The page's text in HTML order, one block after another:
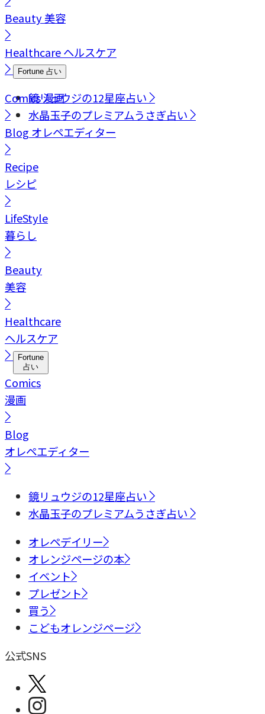
Beauty美容
Healthcareヘルスケア
Fortune 占い
鏡リュウジの12星座占い
水晶玉子のプレミアムうさぎ占い
Comics漫画
Blog オレペエディター
Recipe
レシピ
LifeStyle
暮らし
Beauty
美容
Healthcare
ヘルスケア
Fortune
占い
Comics
漫画
Blog
オレペエディター
鏡リュウジの12星座占い
水晶玉子のプレミアムうさぎ占い
オレペデイリー
オレンジページの本
イベント
プレゼント
買う
こどもオレンジページ
公式SNS